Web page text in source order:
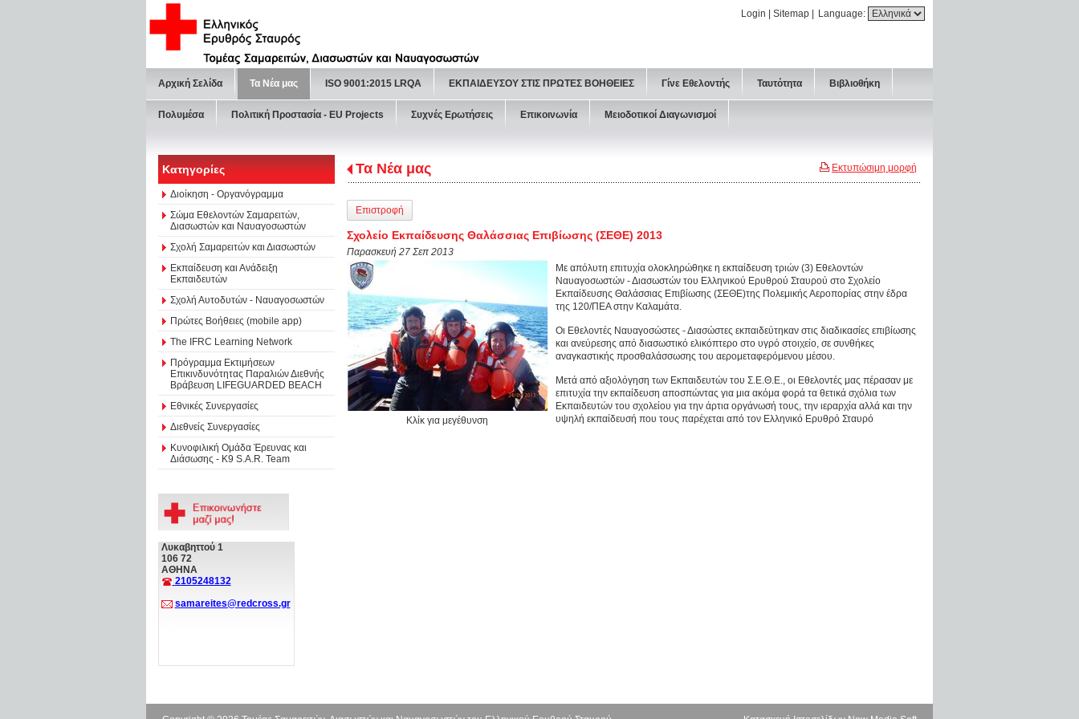
Language:
Login Sitemap
Αρχική Σελίδα Τα Νέα μας ISO 9001:2015 LRQA ΕΚΠΑΙΔΕΥΣΟΥ ΣΤΙΣ ΠΡΩΤΕΣ ΒΟΗΘΕΙΕΣ Γίνε Εθελοντής Ταυτότητα Βιβλιοθήκη
Πολυμέσα Πολιτική Προστασία - ΕU Projects Συχνές Ερωτήσεις Επικοινωνία Μειοδοτικοί Διαγωνισμοί
Κατηγορίες
Διοίκηση - Οργανόγραμμα
Σώμα Εθελοντών Σαμαρειτών,
Διασωστών και Ναυαγοσωστών
Σχολή Σαμαρειτών και Διασωστών
Εκπαίδευση και Ανάδειξη
Εκπαιδευτών
Σχολή Αυτοδυτών - Ναυαγοσωστών
Πρώτες Βοήθειες (mobile app)
The IFRC Learning Network
Πρόγραμμα Εκτιμήσεων
Επικινδυνότητας Παραλιών Διεθνής
Βράβευση LIFEGUARDED BEACH
Εθνικές Συνεργασίες
Διεθνείς Συνεργασίες
Κυνοφιλική Ομάδα Έρευνας και
Διάσωσης - Κ9 S.A.R. Team
Λυκαβηττού 1
106 72
ΑΘΗΝΑ
2105248132
samareites@redcross.gr
Εκτυπώσιμη μορφή
Τα Νέα μας
Επιστροφή
Σχολείο Εκπαίδευσης Θαλάσσιας Επιβίωσης (ΣΕΘΕ) 2013
Παρασκευή 27 Σεπ 2013
Κλίκ για μεγέθυνση
Με απόλυτη επιτυχία ολοκληρώθηκε η εκπαίδευση τριών (3) Εθελοντών
Ναυαγοσωστών - Διασωστών του Ελληνικού Ερυθρού Σταυρού στο Σχολείο
Εκπαίδευσης Θαλάσσιας Επιβίωσης (ΣΕΘΕ)της Πολεμικής Αεροπορίας στην έδρα
της 120/ΠΕΑ στην Καλαμάτα.
Οι Εθελοντές Ναυαγοσώστες - Διασώστες εκπαιδεύτηκαν στις διαδικασίες επιβίωσης
και ανεύρεσης από διασωστικό ελικόπτερο στο υγρό στοιχείο, σε συνθήκες
αναγκαστικής προσθαλάσσωσης του αερομεταφερόμενου μέσου.
Μετά από αξιολόγηση των Εκπαιδευτών του Σ.Ε.Θ.Ε., οι Εθελοντές μας πέρασαν με
επιτυχία την εκπαίδευση αποσπώντας για μια ακόμα φορά τα θετικά σχόλια των
Εκπαιδευτών του σχολείου για την άρτια οργάνωσή τους, την ιεραρχία αλλά και την
υψηλή εκπαίδευσή που τους παρέχεται από τον Ελληνικό Ερυθρό Σταυρό